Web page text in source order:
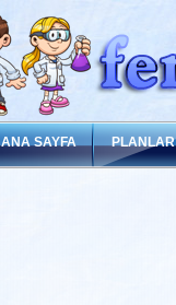
ANA SAYFA PLANLAR